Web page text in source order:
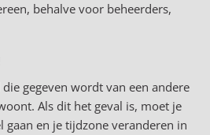
behalve voor beheerders,
gegeven wordt van een andere
Als dit het geval is, moet je
gaan en je tijdzone veranderen in